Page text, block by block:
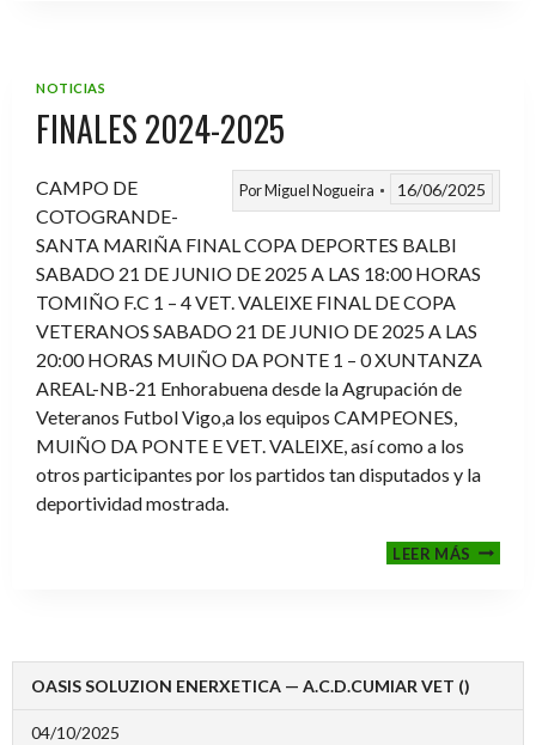
NOTICIAS
FINALES 2024-2025
PorMiguel Nogueira 16/06/2025
CAMPO DE
COTOGRANDE-
SANTA MARIÑA FINAL COPA DEPORTES BALBI
SABADO 21 DE JUNIO DE 2025 A LAS 18:00 HORAS
TOMIÑO F.C 1 – 4 VET. VALEIXE FINAL DE COPA
VETERANOS SABADO 21 DE JUNIO DE 2025 A LAS
20:00 HORAS MUIÑO DA PONTE 1 – 0 XUNTANZA
AREAL-NB-21 Enhorabuena desde la Agrupación de
Veteranos Futbol Vigo,a los equipos CAMPEONES,
MUIÑO DA PONTE E VET. VALEIXE, así como a los
otros participantes por los partidos tan disputados y la
deportividad mostrada.
LEER MÁS
2024-
OASIS SOLUZION ENERXETICA — A.C.D.CUMIAR VET ()
04/10/2025